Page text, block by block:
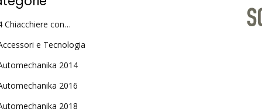
Chiacchiere con…
e Tecnologia
2014
2016
2018